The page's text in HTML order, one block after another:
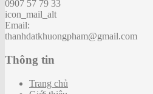
0907 57 79 33
icon_mail_alt
Email:
thanhdatkhuongpham@gmail.com
Thông tin
Trang chủ